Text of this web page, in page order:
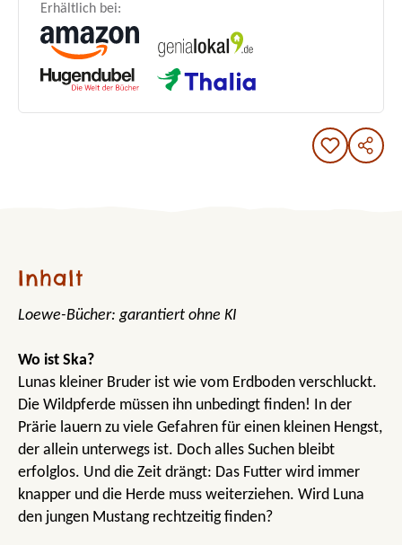
Erhältlich bei:
Inhalt
Loewe-Bücher: garantiert ohne KI
Wo ist Ska?
Lunas kleiner Bruder ist wie vom Erdboden verschluckt.
Die Wildpferde müssen ihn unbedingt finden! In der
Prärie lauern zu viele Gefahren für einen kleinen Hengst,
der allein unterwegs ist. Doch alles Suchen bleibt
erfolglos. Und die Zeit drängt: Das Futter wird immer
knapper und die Herde muss weiterziehen. Wird Luna
den jungen Mustang rechtzeitig finden?